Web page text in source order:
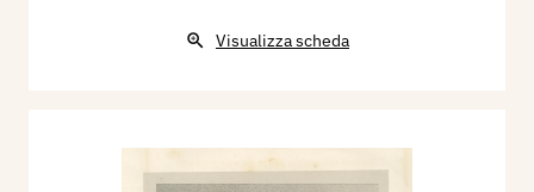
Visualizza scheda